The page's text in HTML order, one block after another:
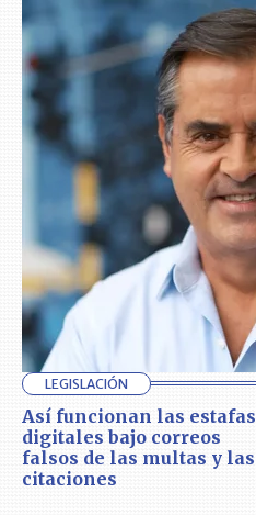
LEGISLACIÓN
Así funcionan las estafas
digitales bajo correos
falsos de las multas y las
citaciones